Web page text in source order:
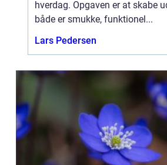
hverdag. Opgaven er at skabe
både er smukke, funktionel...
Lars Pedersen